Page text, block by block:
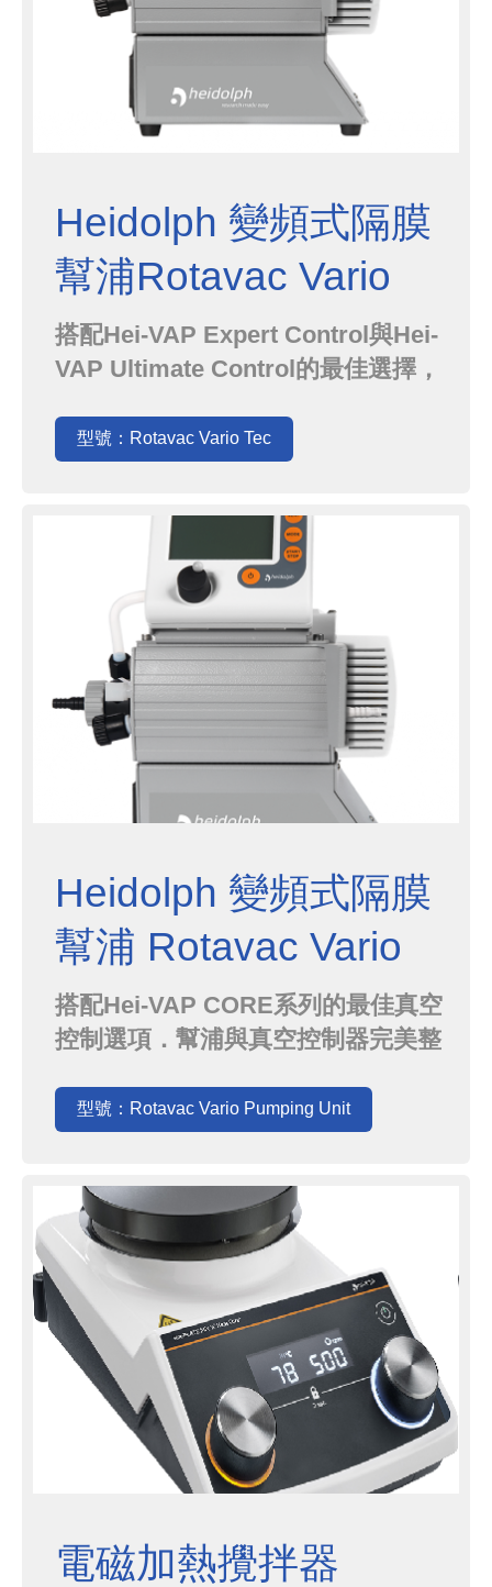
Heidolph 變頻式隔膜
幫浦Rotavac Vario
Tec
搭配Hei-VAP Expert Control與Hei-
VAP Ultimate Control的最佳選擇，
真空度適用於中低沸點的溶劑處理
型號：Rotavac Vario Tec
Heidolph 變頻式隔膜
幫浦 Rotavac Vario
Pumping Unit
搭配Hei-VAP CORE系列的最佳真空
控制選項．幫浦與真空控制器完美整
程中最惱人的突沸現象在整個濃縮過
程中皆可準確控制真空，讓使用者無
型號：Rotavac Vario Pumping Unit
電磁加熱攪拌器